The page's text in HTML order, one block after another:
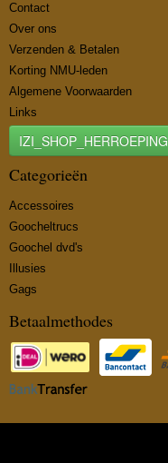
Contact
Over ons
Verzenden & Betalen
Korting NMU-leden
Algemene Voorwaarden
Links
IZI_SHOP_HERROEPING
Categorieën
Accessoires
Goocheltrucs
Goochel dvd's
Illusies
Gags
Betaalmethodes